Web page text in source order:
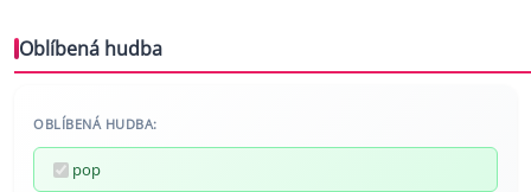
Oblíbená hudba
OBLÍBENÁ HUDBA:
pop